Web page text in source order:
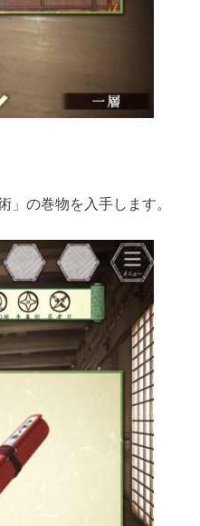
」の巻物を入手します。